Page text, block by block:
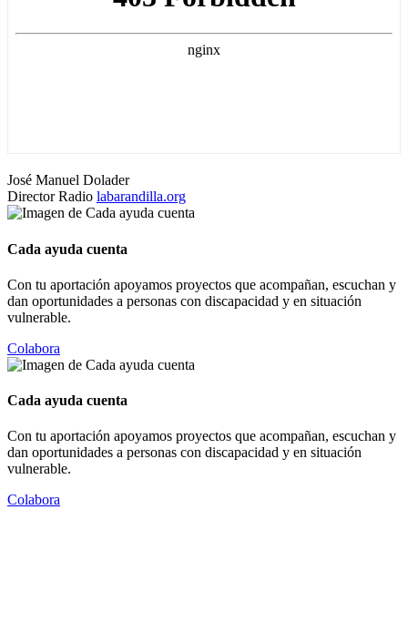
José Manuel Dolader
Director Radio labarandilla.org
Cada ayuda cuenta
Con tu aportación apoyamos proyectos que acompañan, escuchan y
dan oportunidades a personas con discapacidad y en situación
vulnerable.
Colabora
Cada ayuda cuenta
Con tu aportación apoyamos proyectos que acompañan, escuchan y
dan oportunidades a personas con discapacidad y en situación
vulnerable.
Colabora